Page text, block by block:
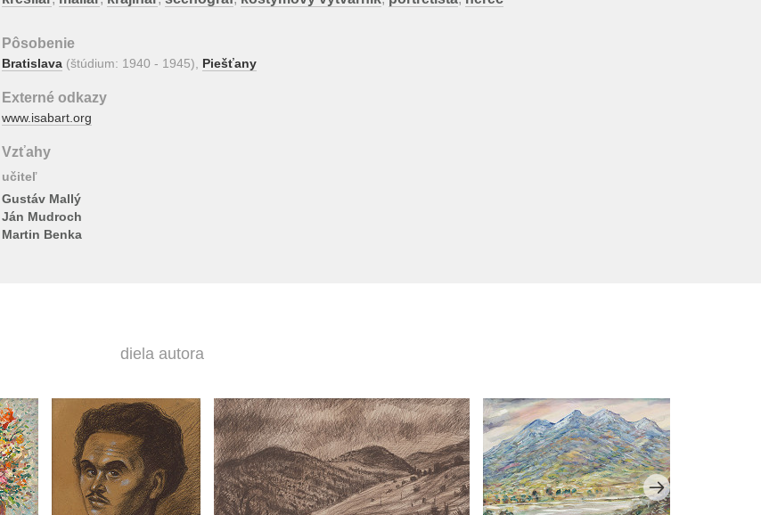
Pôsobenie
Bratislava (štúdium: 1940 - 1945), Piešťany
Externé odkazy
www.isabart.org
Vzťahy
učiteľ
Gustáv Mallý
Ján Mudroch
Martin Benka
diela autora